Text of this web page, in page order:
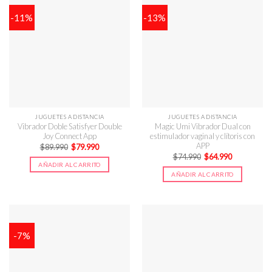
-11%
JUGUETES A DISTANCIA
Vibrador Doble Satisfyer Double
Joy Connect App
$89.990 El
precio
original
era:
$89.990.
$79.990El
actual
es:
$79.990.
AÑADIR AL CARRITO
-13%
JUGUETES A DISTANCIA
Magic Umi Vibrador Dual con
estimulador vaginal y clítoris con
APP
$74.990 El
precio
original
era:
$74.990.
$64.990El
actual
es:
$64.990.
AÑADIR AL CARRITO
-7%